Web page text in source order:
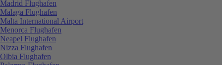
Madrid Flughafen
Malaga Flughafen
Malta International Airport
Menorca Flughafen
Neapel Flughafen
Nizza Flughafen
Olbia Flughafen